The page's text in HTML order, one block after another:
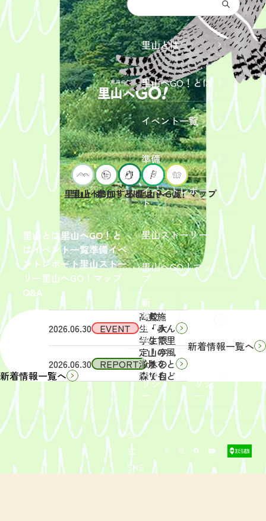
里山とは里山へGO！と
はイベント一覧準備イベ
ントレポート里山ストー
リー里山へGO！マップ
Q&A
里山とは
里山へGO！とは
イベント一覧
準備
イベントレポー
ト
里山ストーリー
里山へGO！マッ
プ
新
着
情
報
サイ
トポ
リシ
ー
リシ
ー
公
式
SNS
里山とは
里山へGO！とは
参加するには？
イベント一覧
里山へGO！マップ
新着情報一覧へ
2026.06.30 EVENT
2026年9
月19日
（土）
開催
「【東
京ポイ
ント対
象】中
学生・
高校
生・大
学生限
定！宇
津木の
森で自
然体
験！」
募集を
開始し
まし
2026.06.30 REPORT
2026年
6月13
（土）
実施
「みん
なで里
山の風
景をと
りもど
そ
う！」
活動レ
ポート
を掲載
しまし
た。
新着情報一覧へ